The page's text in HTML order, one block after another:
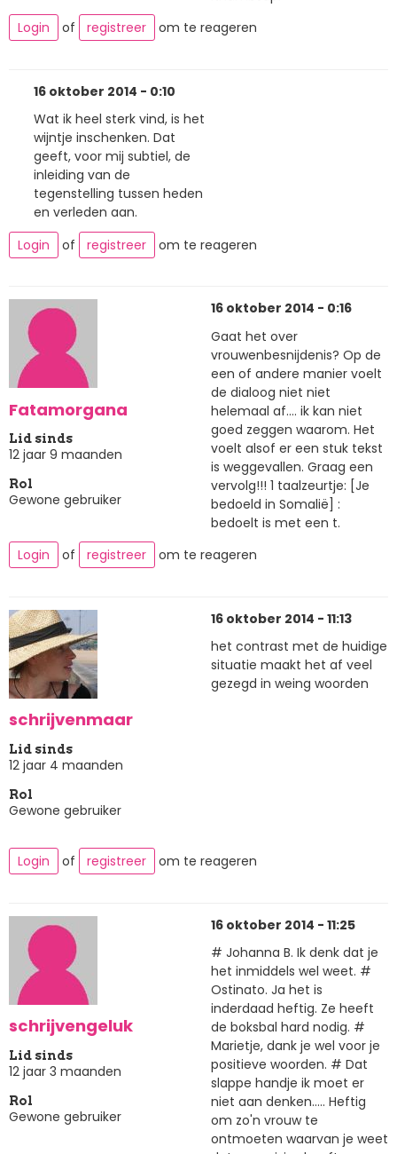
Login
of registreer om te reageren
16 oktober 2014 - 0:10
Wat ik heel sterk vind, is het
wijntje inschenken. Dat
geeft, voor mij subtiel, de
inleiding van de
tegenstelling tussen heden
en verleden aan.
Login
of registreer om te reageren
Fatamorgana
Lid sinds
12 jaar 9 maanden
Rol
Gewone gebruiker
16 oktober 2014 - 0:16
Gaat het over
vrouwenbesnijdenis? Op de
een of andere manier voelt
de dialoog niet niet
helemaal af.... ik kan niet
goed zeggen waarom. Het
voelt alsof er een stuk tekst
is weggevallen. Graag een
vervolg!!! 1 taalzeurtje: [Je
bedoeld in Somalië] :
bedoelt is met een t.
Login
of registreer om te reageren
schrijvenmaar
Lid sinds
12 jaar 4 maanden
Rol
Gewone gebruiker
16 oktober 2014 - 11:13
het contrast met de huidige
situatie maakt het af veel
gezegd in weing woorden
Login of registreer om te reageren
schrijvengeluk
Lid sinds
12 jaar 3 maanden
Rol
Gewone gebruiker
16 oktober 2014 - 11:25
# Johanna B. Ik denk dat je
het inmiddels wel weet. #
Ostinato. Ja het is
inderdaad heftig. Ze heeft
de boksbal hard nodig. #
Marietje, dank je wel voor je
positieve woorden. # Dat
slappe handje ik moet er
niet aan denken..... Heftig
om zo'n vrouw te
ontmoeten waarvan je weet